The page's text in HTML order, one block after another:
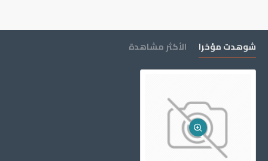
وحدات التحكم الإلكترونية (ECU) وإعادة تعلم
وظائف مختلفة.
التوافق مع أجهزة لانش
العمل مع جهاز معايرة أنظمة مساعدة السائق
الفحص.
الاتصال اللاسلكي: يتصل الجهاز لاسلكيًا مع
وحدة الاتصال بالسيارة، مما يوفر سهولة في
الاستخدام وحرية حركة أكبر.
شوهدت مؤخرا الأكثر مشاهدة